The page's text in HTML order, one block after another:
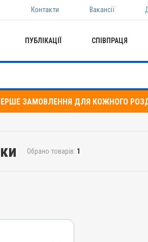
Контакти Вакансії
ПУБЛІКАЦІЇ СПІВПРАЦЯ
ЗАМОВЛЕННЯ ДЛЯ КОЖНОГО
Обрано товарів: 1